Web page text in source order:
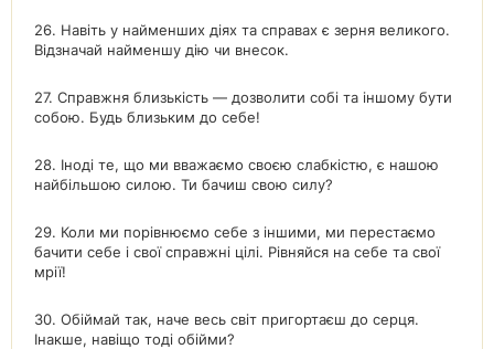
26. Навіть у найменших діях та справах є зерня великого.
Відзначай найменшу дію чи внесок.
27. Справжня близькість — дозволити собі та іншому бути
собою. Будь близьким до себе!
28. Іноді те, що ми вважаємо своєю слабкістю, є нашою
найбільшою силою. Ти бачиш свою силу?
29. Коли ми порівнюємо себе з іншими, ми перестаємо
бачити себе і свої справжні цілі. Рівняйся на себе та свої
мрії!
30. Обіймай так, наче весь світ пригортаєш до серця.
Інакше, навіщо тоді обійми?